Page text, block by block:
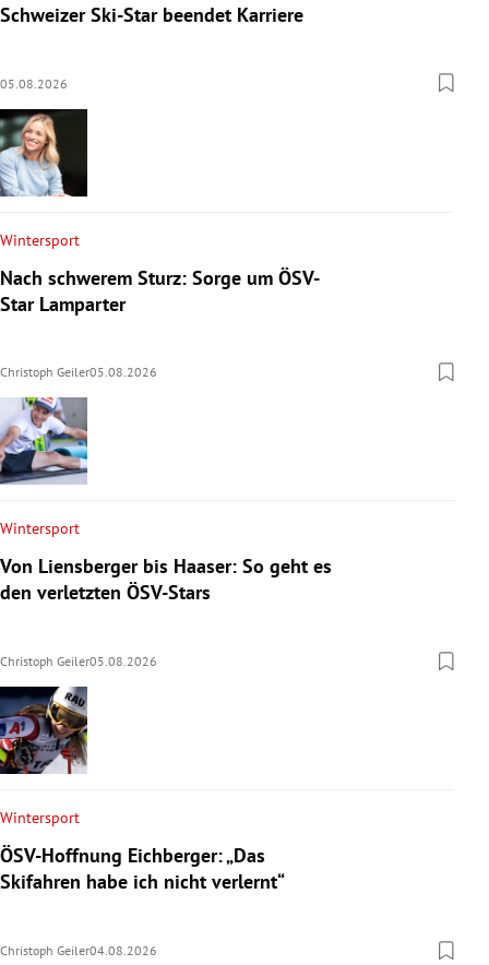
Schweizer Ski-Star beendet Karriere
05.08.2026
Wintersport
Nach schwerem Sturz: Sorge um ÖSV-
Star Lamparter
Christoph Geiler05.08.2026
Wintersport
Von Liensberger bis Haaser: So geht es
den verletzten ÖSV-Stars
Christoph Geiler05.08.2026
Wintersport
ÖSV-Hoffnung Eichberger: „Das
Skifahren habe ich nicht verlernt“
Christoph Geiler04.08.2026